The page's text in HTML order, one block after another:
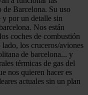
de Barcelona. Su uso
y por un detalle sin
Nos están
coches de combustión
los cruceros/aviones
de barcelona... y
térmicas de gas del
nos quieren hacer es
actuales sin un plan